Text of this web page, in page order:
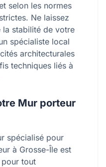
selon les normes
Ne laissez
la stabilité de votre
spécialiste local
architecturales
techniques liés à
Mur porteur
spécialisé pour
à Grosse-Île est
tout